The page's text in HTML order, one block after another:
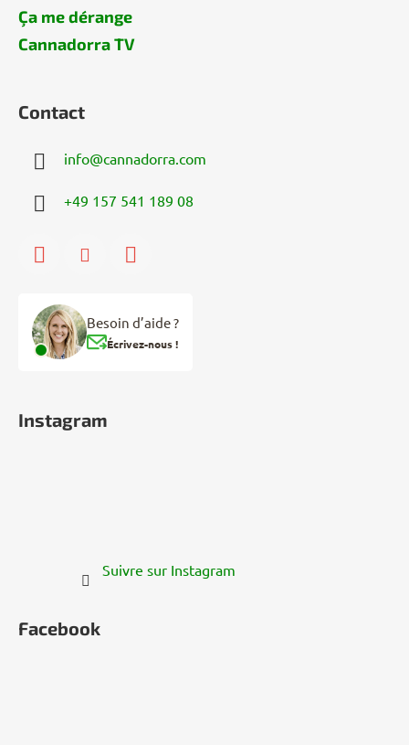
Ça me dérange
Cannadorra TV
Contact
info@cannadorra.com
+49 157 541 189 08
Besoin d’aide ?
Écrivez-nous !
Instagram
Suivre sur Instagram
Facebook